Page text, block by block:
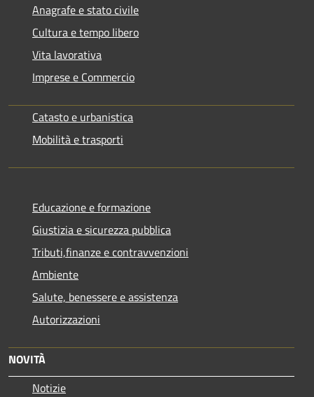
Anagrafe e stato civile
Cultura e tempo libero
Vita lavorativa
Imprese e Commercio
Catasto e urbanistica
Mobilità e trasporti
Educazione e formazione
Giustizia e sicurezza pubblica
Tributi,finanze e contravvenzioni
Ambiente
Salute, benessere e assistenza
Autorizzazioni
NOVITÀ
Notizie